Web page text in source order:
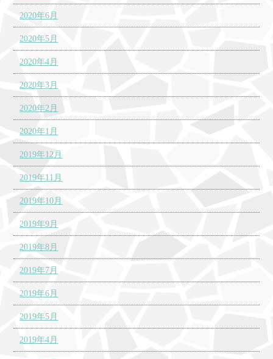
2020年6月
2020年5月
2020年4月
2020年3月
2020年2月
2020年1月
2019年12月
2019年11月
2019年10月
2019年9月
2019年8月
2019年7月
2019年6月
2019年5月
2019年4月